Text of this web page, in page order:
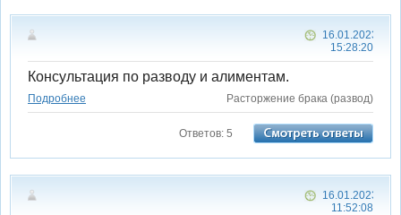
16.01.2023
15:28:20
Консультация по разводу и алиментам.
Подробнее Расторжение брака (развод)
Ответов: 5
16.01.2023
11:52:08